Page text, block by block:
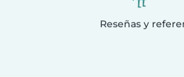
Reseñas y